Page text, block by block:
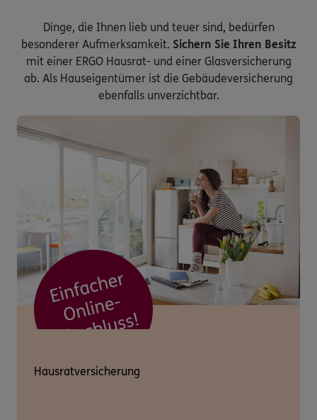
Dinge, die Ihnen lieb und teuer sind, bedürfen
besonderer Aufmerksamkeit. Sichern Sie Ihren Besitz
mit einer ERGO Hausrat- und einer Glasversicherung
ab. Als Hauseigentümer ist die Gebäudeversicherung
ebenfalls unverzichtbar.
Hausratversicherung